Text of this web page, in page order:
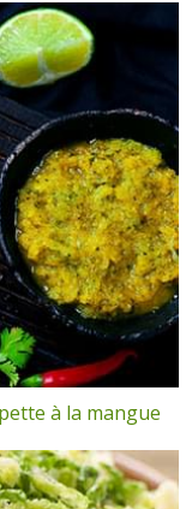
à la mangue